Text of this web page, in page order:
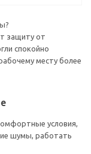
защиту от
спокойно
месту более
условия,
шумы, работать